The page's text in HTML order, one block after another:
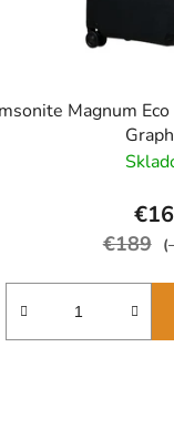
Magnum
€189